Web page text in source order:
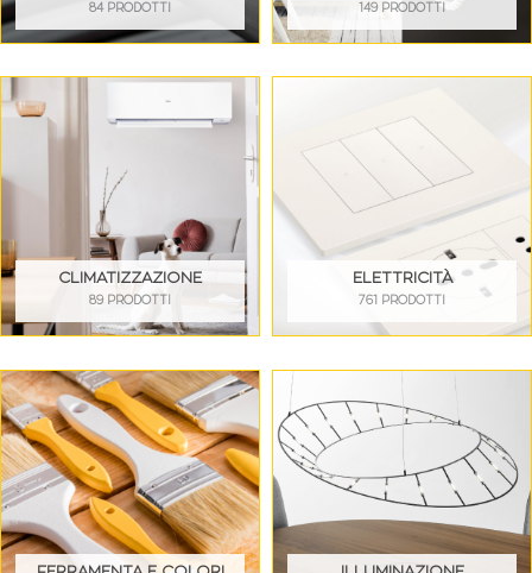
84 PRODOTTI 149 PRODOTTI
CLIMATIZZAZIONE
89 PRODOTTI
ELETTRICITÀ
761 PRODOTTI